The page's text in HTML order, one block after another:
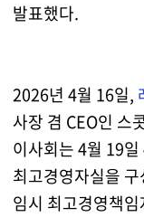
발표했다.
2026년 4월 16일,
사장 겸 CEO인 스
이사회는 4월 19
최고경영자실을
임시 최고경영책